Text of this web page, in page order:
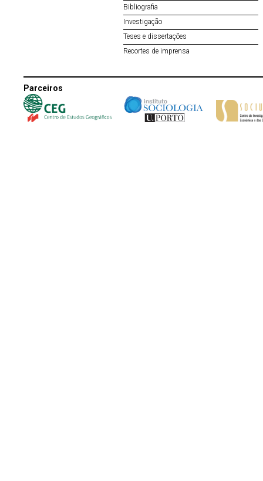
Bibliografia
Investigação
Teses e dissertações
Recortes de imprensa
Parceiros